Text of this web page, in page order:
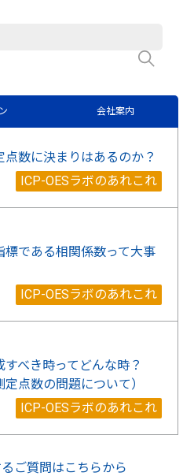
会社案内
数に決まりはあるのか？
ICP-OESラボのあれこれ
標である相関係数って大事
ICP-OESラボのあれこれ
べき時ってどんな時？
定点数の問題について）
ICP-OESラボのあれこれ
ご質問はこちらから